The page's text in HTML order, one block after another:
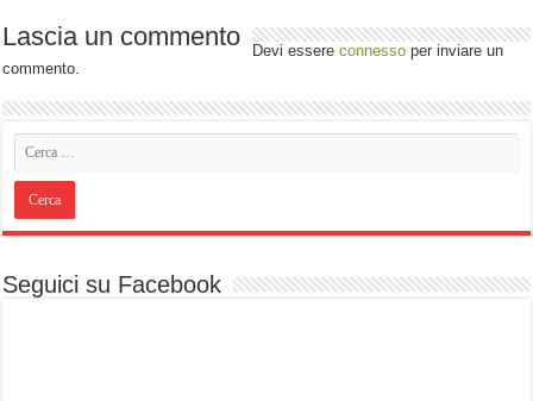
Lascia un commento Devi essereconnesso per inviare un
commento.
Seguici su Facebook